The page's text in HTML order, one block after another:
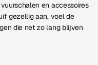
en accessoires
gezellig aan, voel de
die net zo lang blijven